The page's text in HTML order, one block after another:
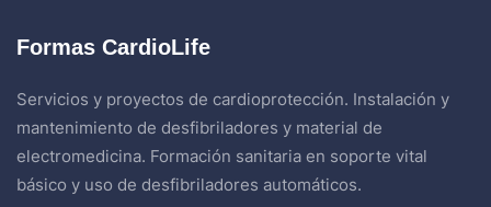
Formas CardioLife
Servicios y proyectos de cardioprotección. Instalación y
mantenimiento de desfibriladores y material de
electromedicina. Formación sanitaria en soporte vital
básico y uso de desfibriladores automáticos.